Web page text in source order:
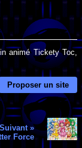
animé Tickety Toc,
Proposer un site
Suivant »
Force